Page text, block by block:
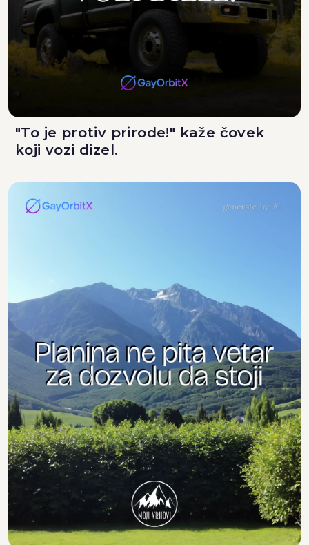
"To je protiv prirode!" kaže čovek
koji vozi dizel.